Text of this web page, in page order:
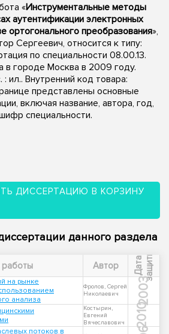
«Инструментальные методы
аутентификации электронных
ортогонального преобразования»,
Сергеевич, относится к типу:
по специальности 08.00.13.
в городе Москва в 2009 году.
ил.. Внутренний код товара:
представлены основные
включая название, автора, год,
специальности.
ДИССЕРТАЦИЮ В КОРЗИНУ
данного раздела
работы Автор Д
а
т
а
з
а
щ
и
т ы
на рынке
анализа
Фролов, Сергей
Николаевич
2003
Костырин,
Евгений
Вячеславович
2010
потоков в